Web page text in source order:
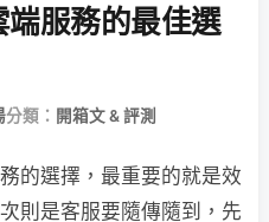
服務的最佳選
分類： 開箱文 & 評測
的選擇，最重要的就是效
則是客服要隨傳隨到，先